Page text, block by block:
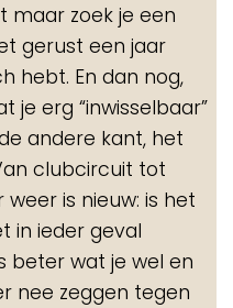
maar zoek je een
gerust een jaar
hebt. En dan nog,
je erg “inwisselbaar”
andere kant, het
clubcircuit tot
is nieuw: is het
in ieder geval
beter wat je wel en
nee zeggen tegen